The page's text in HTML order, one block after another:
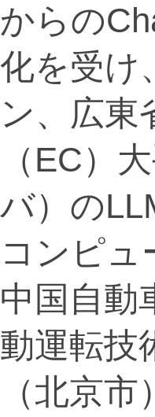
からの
化を受け
ン、広東
（EC）
バ）の
コンピュ
中国自動
動運転技
（北京